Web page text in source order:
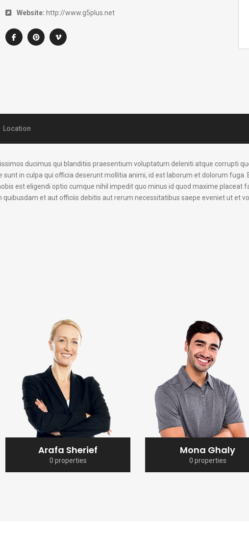
Website: http://www.g5plus.net
Location
ducimus qui blanditiis praesentium voluptatum deleniti atque corrupti
in culpa qui officia deserunt mollitia animi, id est laborum et dolorum
est eligendi optio cumque nihil impedit quo minus id quod maxime placeat
et aut officiis debitis aut rerum necessitatibus saepe eveniet ut et
Arafa Sherief
0 properties
Mona Ghaly
0 properties